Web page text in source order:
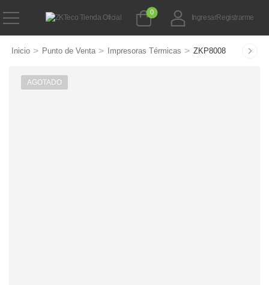
0
IngresarRegistrarme
Inicio > Punto de Venta > Impresoras Térmicas > ZKP8008
AGOTADO